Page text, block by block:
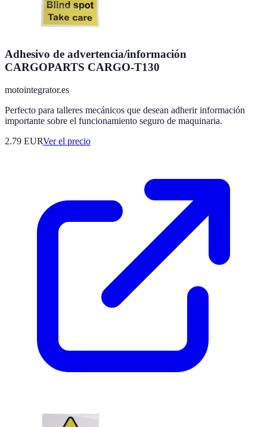
Adhesivo de advertencia/información
CARGOPARTS CARGO-T130
motointegrator.es
Perfecto para talleres mecánicos que desean adherir información
importante sobre el funcionamiento seguro de maquinaria.
2.79 EURVer el precio